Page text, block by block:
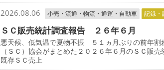
2026.08.06 小売・流通・物流・通運・自動車 記録・
ＳＣ販売統計調査報告 ２６年６月
悪天候、低気温で夏物不振 ５１ヵ月ぶりの前年
（ＳＣ）協会がまとめた２０２６年６月のＳＣ販
既存ＳＣ売上